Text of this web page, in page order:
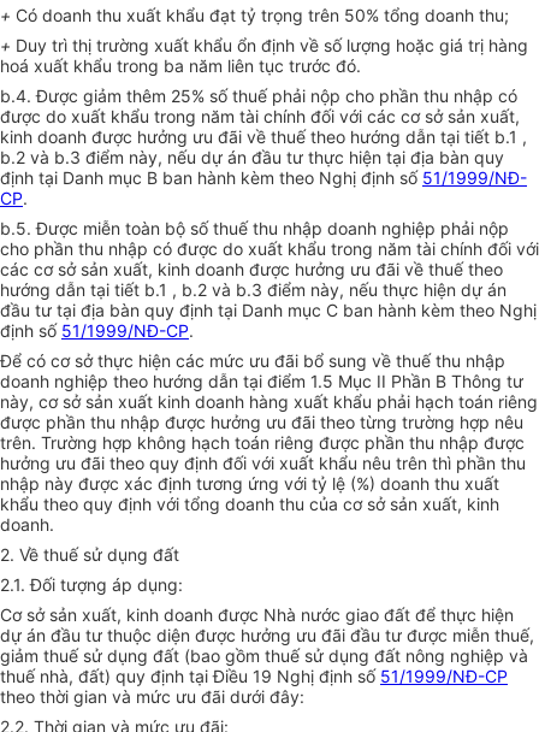
+ Có doanh thu xuất khẩu đạt tỷ trọng trên 50% tổng doanh thu;
+ Duy trì thị trường xuất khẩu ổn định về số lượng hoặc giá trị hàng
hoá xuất khẩu trong ba năm liên tục trước đó.
b.4. Được giảm thêm 25% số thuế phải nộp cho phần thu nhập có
được do xuất khẩu trong năm tài chính đối với các cơ sở sản xuất,
kinh doanh được hưởng ưu đãi về thuế theo hướng dẫn tại tiết b.1 ,
b.2 và b.3 điểm này, nếu dự án đầu tư thực hiện tại địa bàn quy
định tại Danh mục B ban hành kèm theo Nghị định số 51/1999/NĐ-
CP.
b.5. Được miễn toàn bộ số thuế thu nhập doanh nghiệp phải nộp
cho phần thu nhập có được do xuất khẩu trong năm tài chính đối với
các cơ sở sản xuất, kinh doanh được hưởng ưu đãi về thuế theo
hướng dẫn tại tiết b.1 , b.2 và b.3 điểm này, nếu thực hiện dự án
đầu tư tại địa bàn quy định tại Danh mục C ban hành kèm theo Nghị
định số 51/1999/NĐ-CP.
Để có cơ sở thực hiện các mức ưu đãi bổ sung về thuế thu nhập
doanh nghiệp theo hướng dẫn tại điểm 1.5 Mục II Phần B Thông tư
này, cơ sở sản xuất kinh doanh hàng xuất khẩu phải hạch toán riêng
được phần thu nhập được hưởng ưu đãi theo từng trường hợp nêu
trên. Trường hợp không hạch toán riêng được phần thu nhập được
hưởng ưu đãi theo quy định đối với xuất khẩu nêu trên thì phần thu
nhập này được xác định tương ứng với tỷ lệ (%) doanh thu xuất
khẩu theo quy định với tổng doanh thu của cơ sở sản xuất, kinh
doanh.
2. Về thuế sử dụng đất
2.1. Đối tượng áp dụng:
Cơ sở sản xuất, kinh doanh được Nhà nước giao đất để thực hiện
dự án đầu tư thuộc diện được hưởng ưu đãi đầu tư được miễn thuế,
giảm thuế sử dụng đất (bao gồm thuế sử dụng đất nông nghiệp và
thuế nhà, đất) quy định tại Điều 19 Nghị định số 51/1999/NĐ-CP
theo thời gian và mức ưu đãi dưới đây:
2.2. Thời gian và mức ưu đãi: